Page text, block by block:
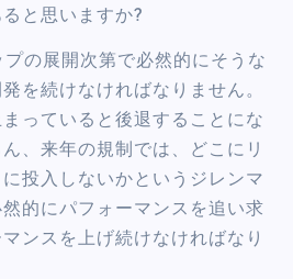
と思いますか?
の展開次第で必然的にそうな
を続けなければなりません。
っていると後退することにな
、来年の規制では、どこにリ
投入しないかというジレンマ
的にパフォーマンスを追い求
ンスを上げ続けなければなり